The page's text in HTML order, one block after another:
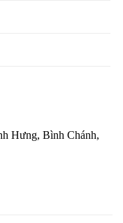
Hưng, Bình Chánh,